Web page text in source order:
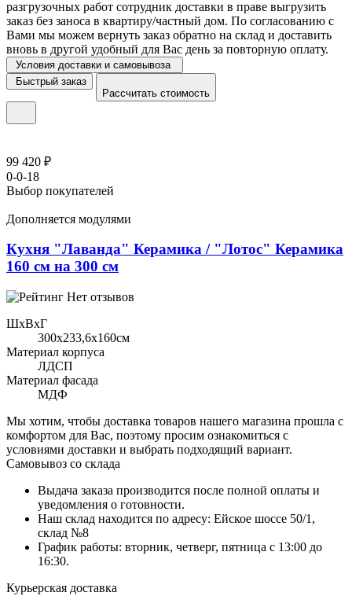
разгрузочных работ сотрудник доставки в праве выгрузить
заказ без заноса в квартиру/частный дом. По согласованию с
Вами мы можем вернуть заказ обратно на склад и доставить
вновь в другой удобный для Вас день за повторную оплату.
Условия доставки и самовывоза
Быстрый заказ
Рассчитать стоимость
99 420 ₽
0-0-18
Выбор покупателей
Дополняется модулями
Кухня "Лаванда" Керамика / "Лотос" Керамика
160 см на 300 см
Нет отзывов
ШхВхГ
300x233,6х160см
Материал корпуса
ЛДСП
Материал фасада
МДФ
Мы хотим, чтобы доставка товаров нашего магазина прошла с
комфортом для Вас, поэтому просим ознакомиться с
условиями доставки и выбрать подходящий вариант.
Самовывоз со склада
Выдача заказа производится после полной оплаты и
уведомления о готовности.
Наш склад находится по адресу: Ейское шоссе 50/1,
склад №8
График работы: вторник, четверг, пятница с 13:00 до
16:30.
Курьерская доставка